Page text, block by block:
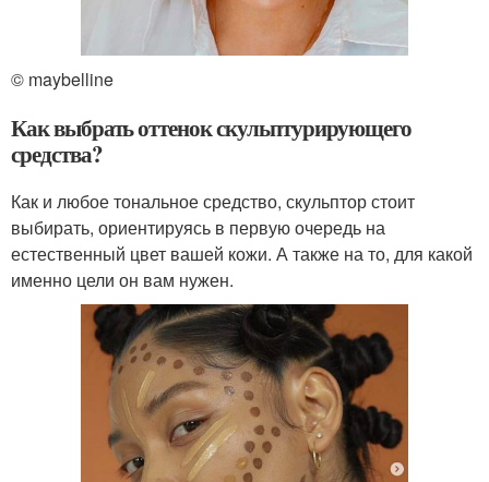
© maybelline
Как выбрать оттенок скульптурирующего
средства?
Как и любое тональное средство, скульптор стоит
выбирать, ориентируясь в первую очередь на
естественный цвет вашей кожи. А также на то, для какой
именно цели он вам нужен.